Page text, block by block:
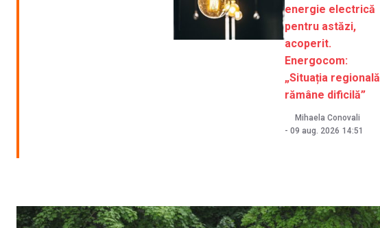
energie electrică
pentru astăzi,
acoperit.
Energocom:
„Situația regională
rămâne dificilă”
Mihaela Conovali
- 09 aug. 2026 14:51